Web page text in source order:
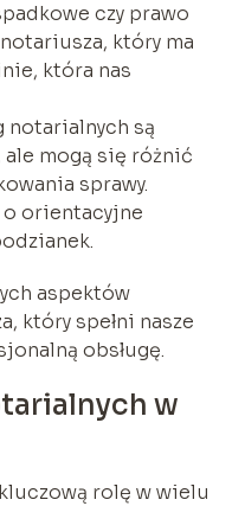
czy prawo
który ma
która nas
notarialnych są
mogą się różnić
sprawy.
orientacyjne
aspektów
który spełni nasze
obsługę.
w
rolę w wielu